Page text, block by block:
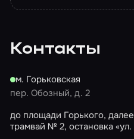
Контакты
м. Горьковская
пер. Обозный, д. 2
до площади Горького,
трамвай № 2, остановка